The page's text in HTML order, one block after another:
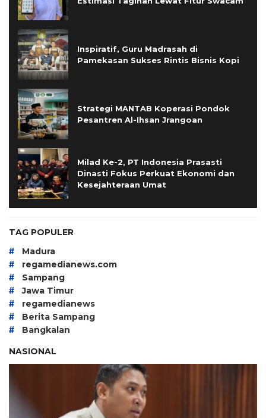
Inspiratif, Guru Madrasah di
Pamekasan Sukses Rintis Bisnis Kopi
Strategi MANTAB Koperasi Pondok
Pesantren Al-Ihsan Jrangoan
Milad Ke-2, PT Indonesia Prasasti
Dinasti Fokus Perkuat Ekonomi dan
Kesejahteraan Umat
TAG POPULER
# Madura
# regamedianews.com
# Sampang
# Jawa Timur
# regamedianews
# Berita Sampang
#
Bangkalan
NASIONAL